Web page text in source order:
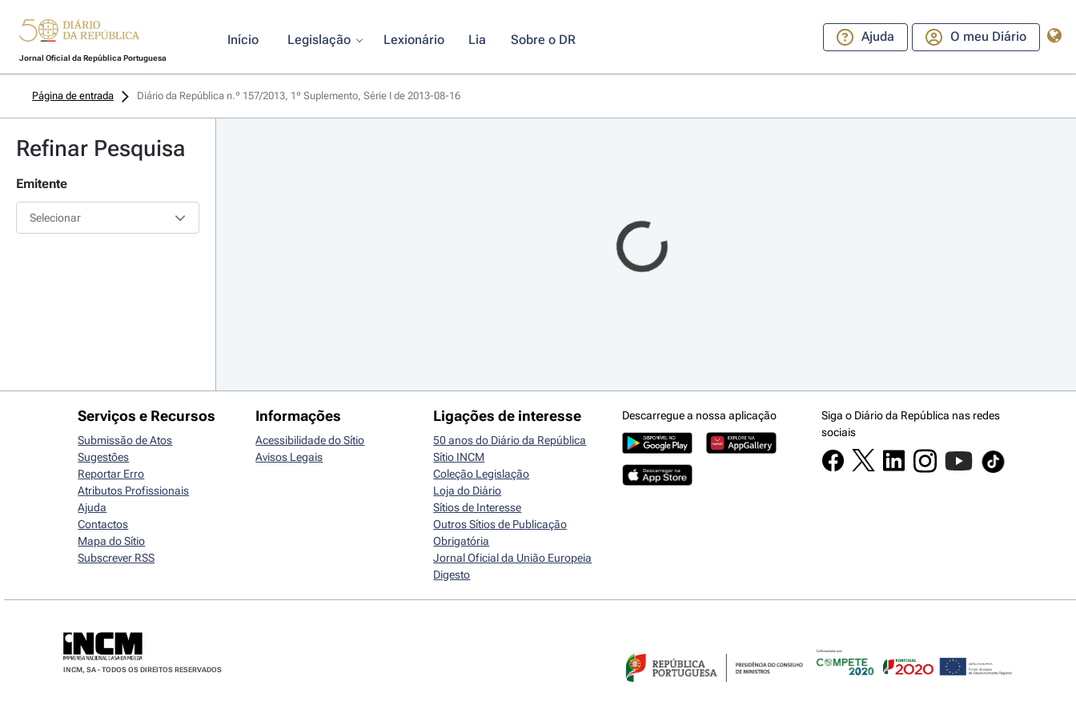
Jornal Oficial da República Portuguesa
Início Legislação Lexionário Lia Sobre o DR Ajuda O meu Diário
Página de entrada Diário da República n.º 157/2013, 1º Suplemento, Série I de 2013-08-16
Refinar Pesquisa
Emitente
Selecionar
Serviços e Recursos
Submissão de Atos
Sugestões
Reportar Erro
Atributos Profissionais
Ajuda
Contactos
Mapa do Sítio
Subscrever RSS
Informações
Acessibilidade do Sítio
Avisos Legais
Ligações de interesse
50 anos do Diário da República
Sítio INCM
Coleção Legislação
Loja do Diário
Sítios de Interesse
Outros Sítios de Publicação
Obrigatória
Jornal Oficial da União Europeia
Digesto
Descarregue a nossa aplicação
Siga o Diário da República nas redes
sociais
INCM, SA - TODOS OS DIREITOS RESERVADOS